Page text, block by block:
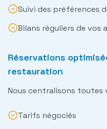
Suivi des préférences
Bilans réguliers de vos
Réservations
restauration
Nous centralisons toutes
Tarifs négociés